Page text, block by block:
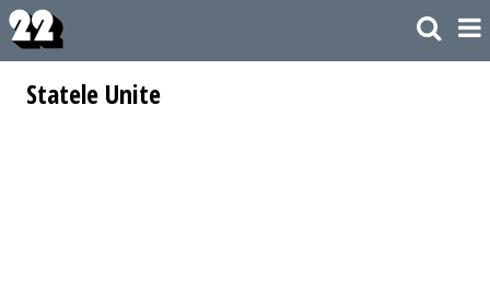
Statele Unite